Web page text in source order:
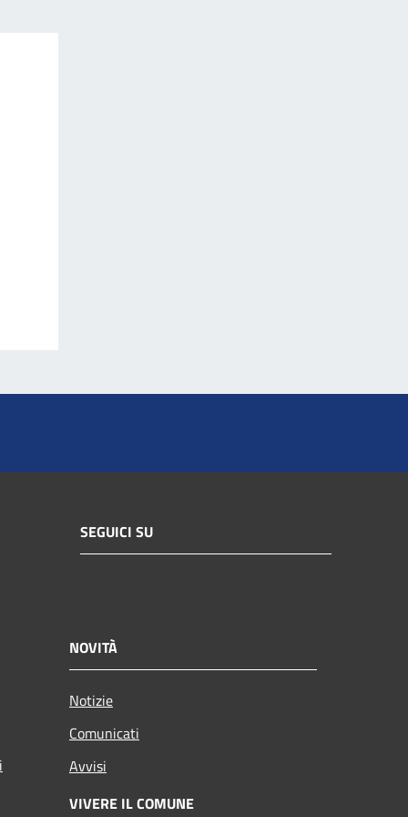
SEGUICI SU
NOVITÀ
Notizie
Comunicati
Avvisi
VIVERE IL COMUNE